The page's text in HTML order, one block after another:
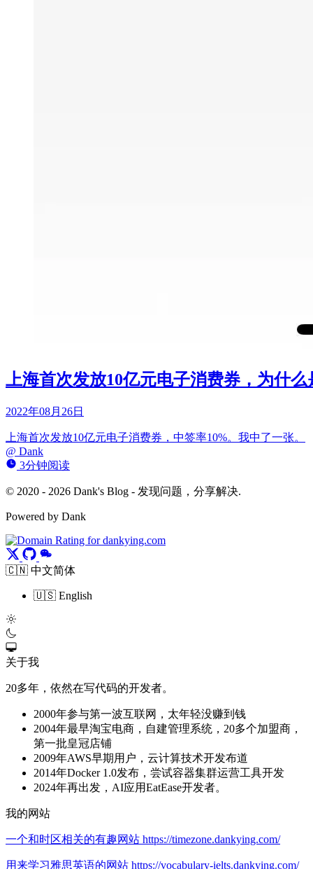
上海首次发放10亿元电子消费券，为什
2022年08月26日
上海首次发放10亿元电子消费券，中签率10%。我中了一张。
@ Dank
3分钟阅读
© 2020 - 2026 Dank's Blog - 发现问题，分享解决.
Powered by Dank
🇨🇳 中文简体
🇺🇸 English
关于我
20多年，依然在写代码的开发者。
2000年参与第一波互联网，太年轻没赚到钱
2004年最早淘宝电商，自建管理系统，20多个加盟商，
第一批皇冠店铺
2009年AWS早期用户，云计算技术开发布道
2014年Docker 1.0发布，尝试容器集群运营工具开发
2024年再出发，AI应用EatEase开发者。
我的网站
一个和时区相关的有趣网站 https://timezone.dankying.com/
用来学习雅思英语的网站 https://vocabulary-ielts.dankying.com/